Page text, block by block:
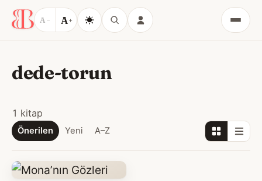
A − A+
Menü
dede-torun
1 kitap
Önerilen Yeni A–Z